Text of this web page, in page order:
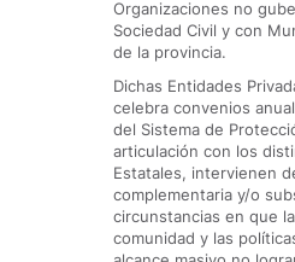
Organizaciones no
Sociedad Civil y con
de la provincia.
Dichas Entidades
celebra convenios
del Sistema de
articulación con los
Estatales, intervienen
complementaria y/o
circunstancias en que
comunidad y las